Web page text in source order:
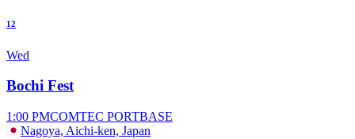
12
Wed
Bochi Fest
1:00 PMCOMTEC PORTBASE
Nagoya, Aichi-ken, Japan